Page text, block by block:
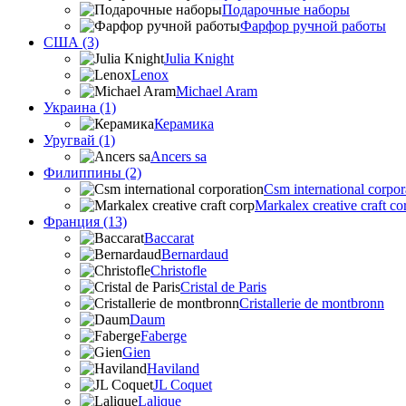
Подарочные наборы
Фарфор ручной работы
США (3)
Julia Knight
Lenox
Michael Aram
Украина (1)
Керамика
Уругвай (1)
Ancers sa
Филиппины (2)
Csm international
Markalex creative craft
Франция (13)
Baccarat
Bernardaud
Christofle
Cristal de Paris
Cristallerie de montbronn
Daum
Faberge
Gien
Haviland
JL Coquet
Lalique